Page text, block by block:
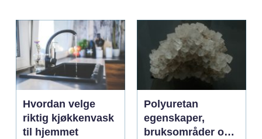
Hvordan velge
riktig kjøkkenvask
til hjemmet
Polyuretan
egenskaper,
bruksområder og